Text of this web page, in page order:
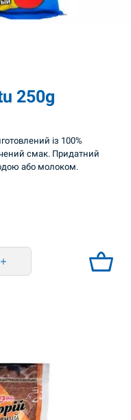
250g
із 100%
смак. Придатний
або молоком.